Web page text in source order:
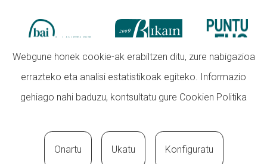
Webgune honek cookie-ak erabiltzen ditu, zure nabigazioa
errazteko eta analisi estatistikoak egiteko. Informazio
gehiago nahi baduzu, kontsultatu gure Cookien Politika
Onartu Ukatu Konfiguratu